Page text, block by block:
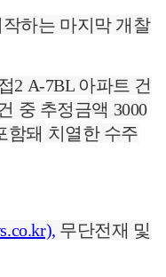
하는 마지막 개찰
2 A-7BL 아파트 건
중 추정금액 3000
함돼 치열한 수주
무단전재 및